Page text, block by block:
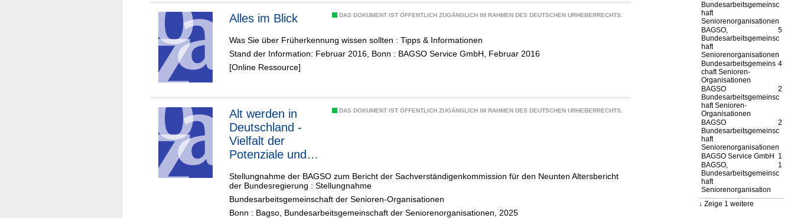
Bundesarbeitsgemeinsc
haft
Seniorenorganisationen
5
BAGSO,
Bundesarbeitsgemeinsc
haft
Seniorenorganisationen
4
Bundesarbeitsgemeins
chaft Senioren-
Organisationen
2
BAGSO
Bundesarbeitsgemeinsc
haft Senioren-
Organisationen
2
BAGSO
Bundesarbeitsgemeinsc
haft
Seniorenorganisationen
1
BAGSO Service GmbH
1
BAGSO,
Bundesarbeitsgemeinsc
haft
Seniorenorganisation
Zeige 1 weitere
DAS DOKUMENT IST ÖFFENTLICH ZUGÄNGLICH IM RAHMEN DES DEUTSCHEN URHEBERRECHTS.
Alles im Blick
Was Sie über Früherkennung wissen sollten : Tipps & Informationen
Stand der Information: Februar 2016, Bonn : BAGSO Service GmbH, Februar 2016
[Online Ressource]
DAS DOKUMENT IST ÖFFENTLICH ZUGÄNGLICH IM RAHMEN DES DEUTSCHEN URHEBERRECHTS.
Alt werden in
Deutschland -
Vielfalt der
Potenziale und
Teilhabechancen
Stellungnahme der BAGSO zum Bericht der Sachverständigenkommission für den Neunten Altersbericht
der Bundesregierung : Stellungnahme
Bundesarbeitsgemeinschaft der Senioren-Organisationen
Bonn : Bagso, Bundesarbeitsgemeinschaft der Seniorenorganisationen, 2025